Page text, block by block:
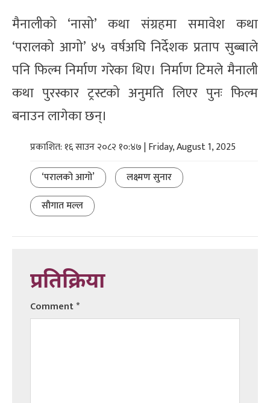
मैनालीको ‘नासो’ कथा संग्रहमा समावेश कथा
‘परालको आगो’ ४५ वर्षअघि निर्देशक प्रताप सुब्बाले
पनि फिल्म निर्माण गरेका थिए। निर्माण टिमले मैनाली
कथा पुरस्कार ट्रस्टको अनुमति लिएर पुनः फिल्म
बनाउन लागेका छन्।
प्रकाशित: १६ साउन २०८२ १०:४७ | Friday, August 1, 2025
‘परालको आगो’
लक्ष्मण सुनार
साैगात मल्ल
प्रतिक्रिया
Comment*